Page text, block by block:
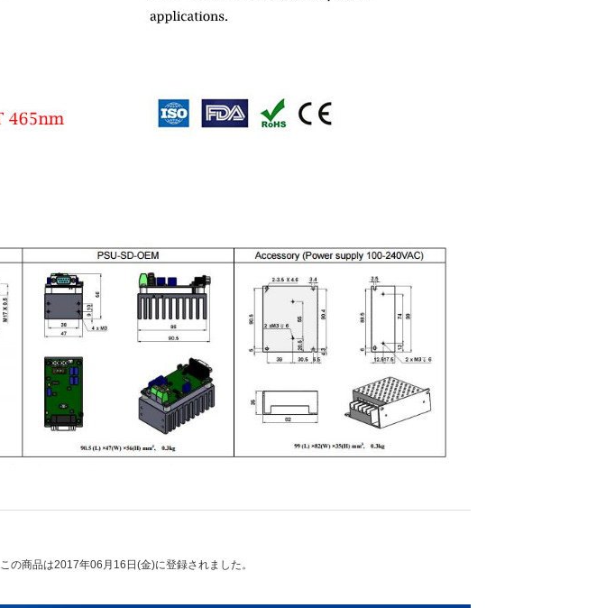
この商品は2017年06月16日(金)に登録されました。